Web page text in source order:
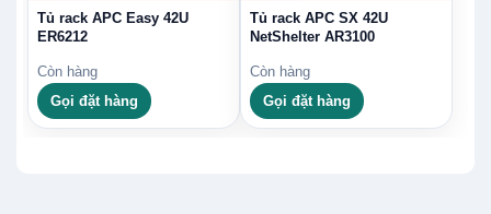
Tủ rack APC Easy 42U
ER6212
Còn hàng
Gọi đặt hàng
Tủ rack APC SX 42U
NetShelter AR3100
Còn hàng
Gọi đặt hàng